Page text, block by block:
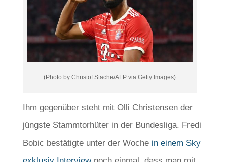
(Photo by Christof Stache/AFP via Getty Images)
Ihm gegenüber steht mit Olli Christensen der
jüngste Stammtorhüter in der Bundesliga. Fredi
Bobic bestätigte unter der Woche in einem Sky